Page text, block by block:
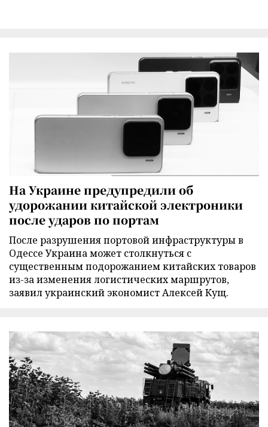
На Украине предупредили об
удорожании китайской электроники
после ударов по портам
После разрушения портовой инфраструктуры в
Одессе Украина может столкнуться с
существенным подорожанием китайских товаров
из-за изменения логистических маршрутов,
заявил украинский экономист Алексей Кущ.